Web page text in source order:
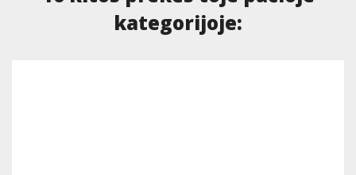
kategorijoje: